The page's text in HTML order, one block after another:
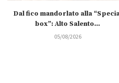
Dal fico mandorlato alla
box”: Alto Salento...
05/08/2026